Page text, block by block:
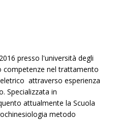
presso l'università degli
competenze nel trattamento
attraverso esperienza
Specializzata in
attualmente la Scuola
metodo